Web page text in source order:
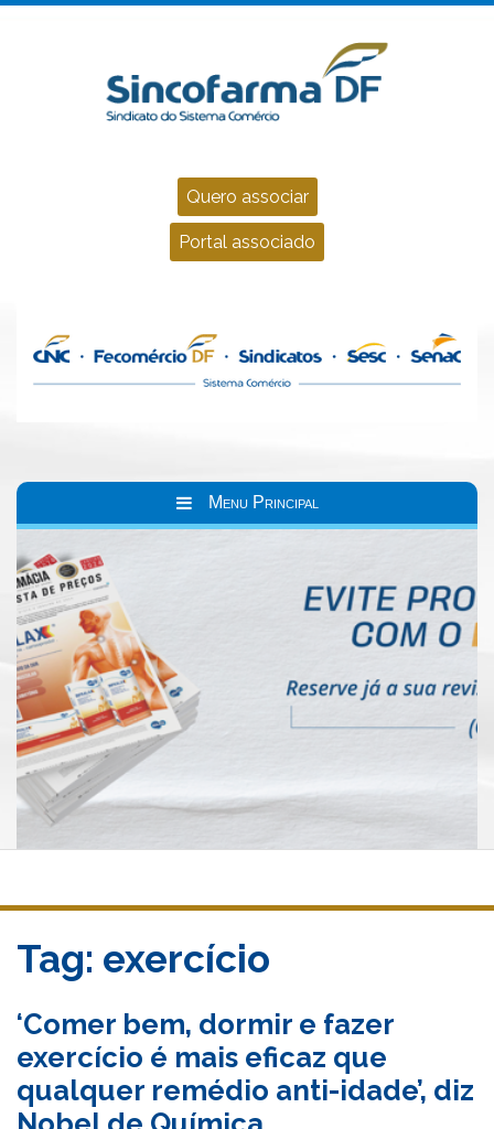
Quero associar
Portal associado
Menu Principal
Tag: exercício
‘Comer bem, dormir e fazer
exercício é mais eficaz que
qualquer remédio anti-idade’, diz